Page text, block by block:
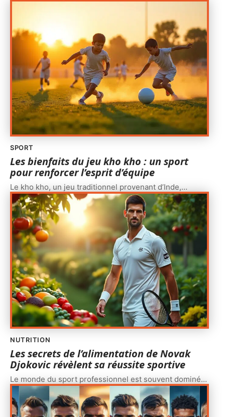
SPORT
Les bienfaits du jeu kho kho : un sport
pour renforcer l’esprit d’équipe
Le kho kho, un jeu traditionnel provenant d’Inde,…
NUTRITION
Les secrets de l’alimentation de Novak
Djokovic révèlent sa réussite sportive
Le monde du sport professionnel est souvent dominé…